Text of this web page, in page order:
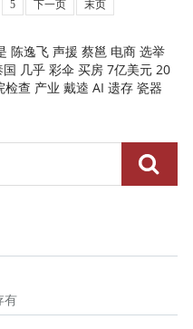
5 下一页 末页
陈逸飞 声援 蔡邕 电商 选举
国 几乎 彩伞 买房 7亿美元 20
检查 产业 戴逵 AI 遗存 瓷器
有